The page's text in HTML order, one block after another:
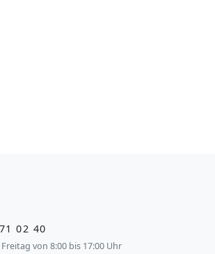
02 40
von 8:00 bis 17:00 Uhr